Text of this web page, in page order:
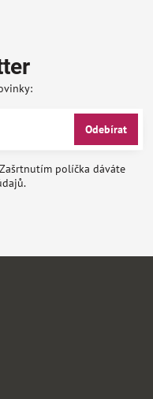
Odebírat
políčka dáváte
osobních údajů.